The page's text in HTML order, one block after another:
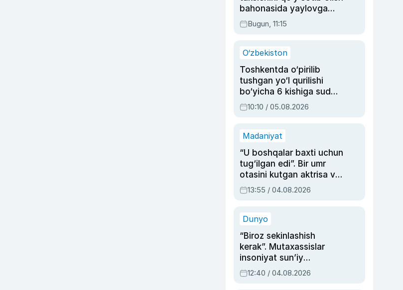
bahonasida yaylovga
olib borib o‘ldirgan yigit
20 yilga qamaldi
Bugun, 11:15
O‘zbekiston
Toshkentda o‘pirilib
tushgan yo‘l qurilishi
bo‘yicha 6 kishiga sud
hukmi o‘qildi
10:10 / 05.08.2026
Madaniyat
“U boshqalar baxti uchun
tug‘ilgan edi”. Bir umr
otasini kutgan aktrisa va
dublyaj ustasi Rimma
Ahmedovaning
13:55 / 04.08.2026
Dunyo
“Biroz sekinlashish
kerak”. Mutaxassislar
insoniyat sun’iy
intellektni boshqara
olmay qolishidan xavotir
12:40 / 04.08.2026